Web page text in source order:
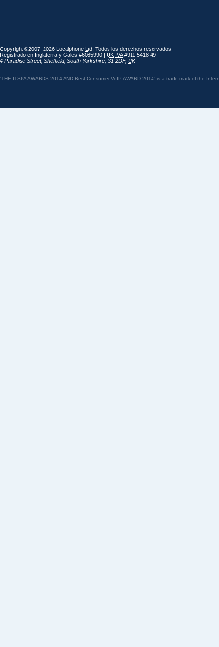
Copyright ©2007–2026 Localphone Ltd . Todos los derechos reservados
Registrado en Inglaterra y Gales #6085990 | UK IVA#911 5418 49
4 Paradise Street, Sheffield, South Yorkshire S1 2DF, UK
“THE ITSPA AWARDS 2014 AND Best Consumer VoIP AWARD 2014” is a trade mark of the